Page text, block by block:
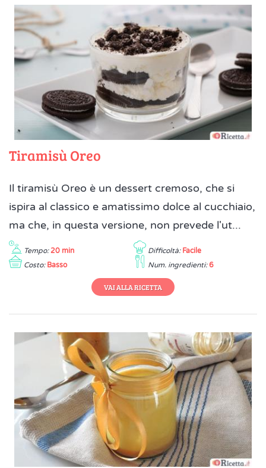
Tiramisù Oreo
Il tiramisù Oreo è un dessert cremoso, che si
ispira al classico e amatissimo dolce al cucchiaio,
ma che, in questa versione, non prevede l'ut...
Tempo: 20 min Difficoltà: Facile
Costo: Basso Num. ingredienti: 6
VAI ALLA RICETTA